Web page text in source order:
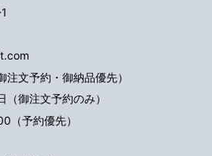
文予約・御納品優先）
御注文予約のみ）
（予約優先）